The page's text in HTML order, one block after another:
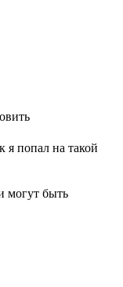
я попал на такой
могут быть